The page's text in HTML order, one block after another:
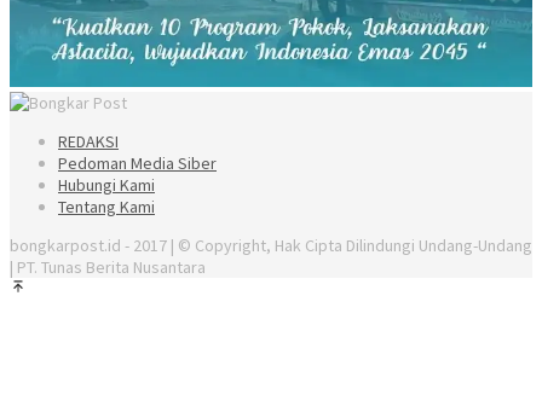
REDAKSI
Pedoman Media Siber
Hubungi Kami
Tentang Kami
bongkarpost.id - 2017 | © Copyright, Hak Cipta Dilindungi Undang-Undang
| PT. Tunas Berita Nusantara